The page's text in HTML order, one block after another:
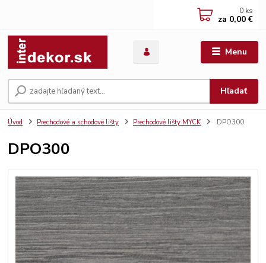
Menu
Hľadať
0 ks
za 0,00 €
Úvod Prechodové a schodové lišty Prechodové lišty MYCK DPO300
DPO300